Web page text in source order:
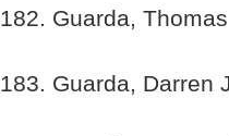
182. Guarda,
183. Guarda, Darren